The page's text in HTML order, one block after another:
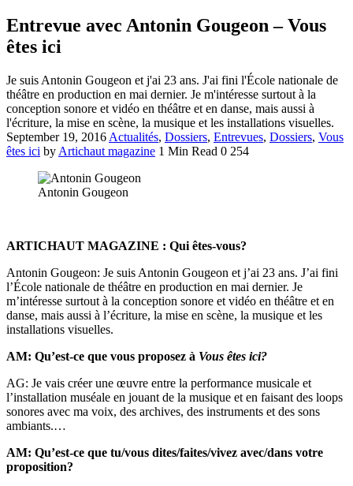
Entrevue avec Antonin Gougeon – Vous
êtes ici
Je suis Antonin Gougeon et j'ai 23 ans. J'ai fini l'École nationale de
théâtre en production en mai dernier. Je m'intéresse surtout à la
conception sonore et vidéo en théâtre et en danse, mais aussi à
l'écriture, la mise en scène, la musique et les installations visuelles.
September 19, 2016 Actualités, Dossiers, Entrevues, Dossiers, Vous
êtes ici by Artichaut magazine 1 Min Read 0 254
Antonin Gougeon
ARTICHAUT MAGAZINE : Qui êtes-vous?
Antonin Gougeon: Je suis Antonin Gougeon et j’ai 23 ans. J’ai fini
l’École nationale de théâtre en production en mai dernier. Je
m’intéresse surtout à la conception sonore et vidéo en théâtre et en
danse, mais aussi à l’écriture, la mise en scène, la musique et les
installations visuelles.
AM: Qu’est-ce que vous proposez à Vous êtes ici?
AG: Je vais créer une œuvre entre la performance musicale et
l’installation muséale en jouant de la musique et en faisant des loops
sonores avec ma voix, des archives, des instruments et des sons
ambiants.…
AM: Qu’est-ce que tu/vous dites/faites/vivez avec/dans votre
proposition?